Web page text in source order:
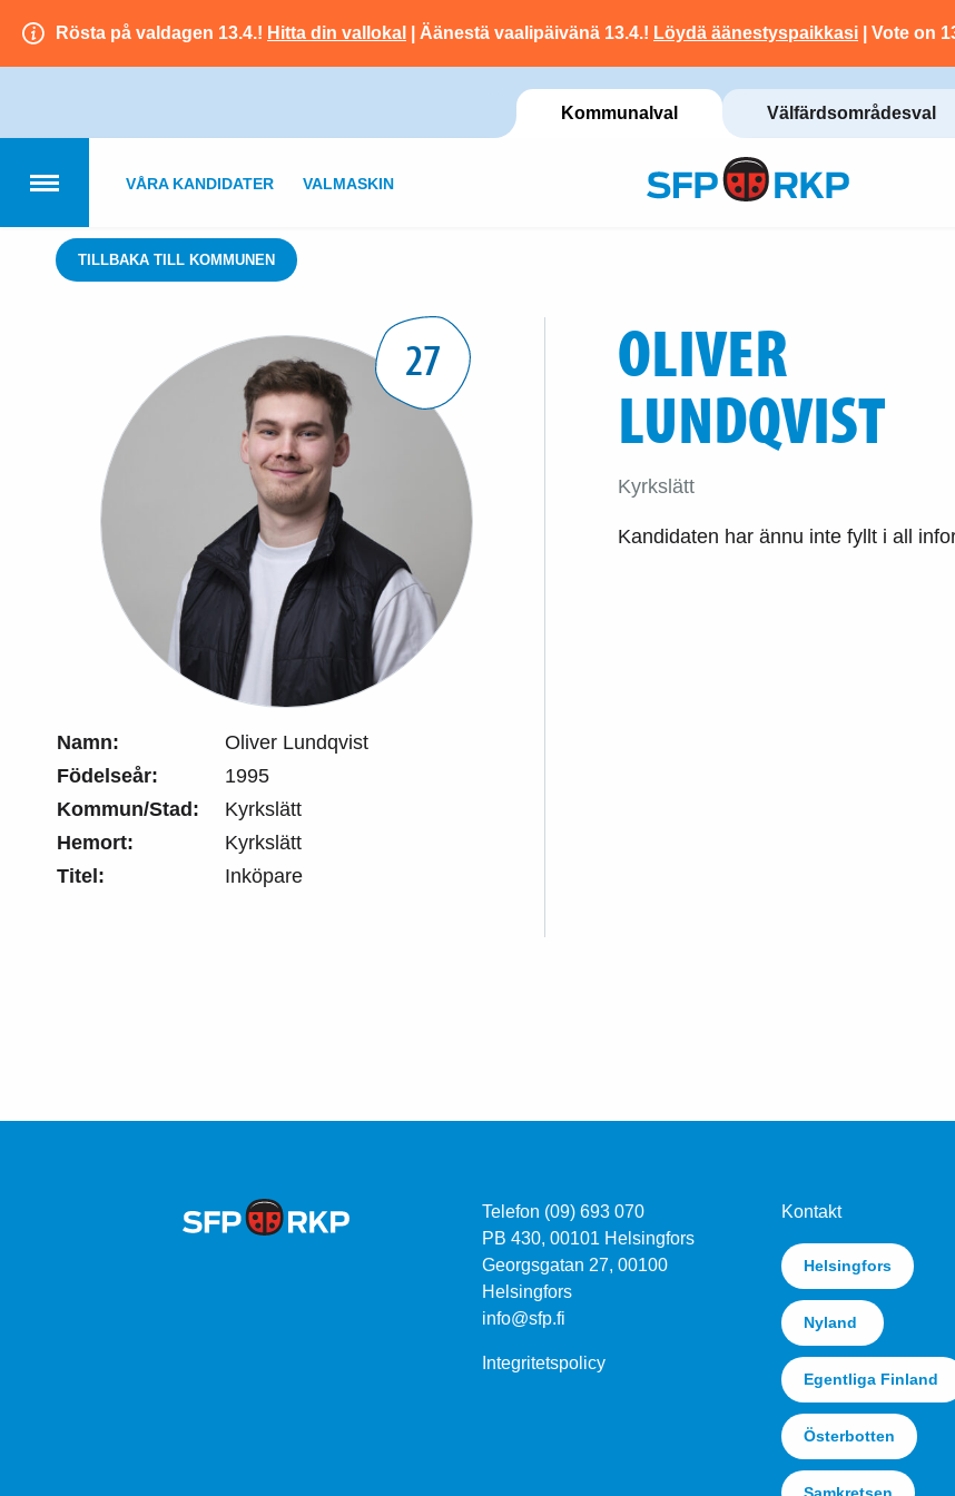
Rösta på valdagen 13.4.! Hitta din vallokal | Äänestä vaalipäivänä 13.4.! Löydä äänestyspaikkasi | Vote on
Kommunalval Välfärdsområdesval
VÅRA KANDIDATER VALMASKIN
TILLBAKA TILL KOMMUNEN
27
Namn:
Oliver Lundqvist
Födelseår:
1995
Kommun/Stad:
Kyrkslätt
Hemort:
Kyrkslätt
Titel:
Inköpare
OLIVER
LUNDQVIST
Kyrkslätt
Kandidaten har ännu inte fyllt i all
Telefon (09) 693 070
PB 430, 00101 Helsingfors
Georgsgatan 27, 00100
Helsingfors
info@sfp.fi
Integritetspolicy
Kontakt
Helsingfors
Nyland
Egentliga Finland
Österbotten